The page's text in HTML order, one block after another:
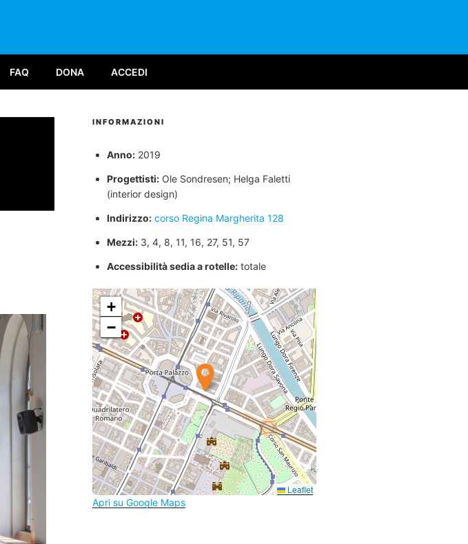
FAQ DONA ACCEDI
INFORMAZIONI
Anno:2019
Progettisti:Ole Sondresen; Helga Faletti
(interior design)
Indirizzo: corso Regina Margherita 128
Mezzi:3, 4, 8, 11, 16, 27, 51, 57
Accessibilità sedia a rotelle:totale
+
−
Leaflet
Apri su Google Maps